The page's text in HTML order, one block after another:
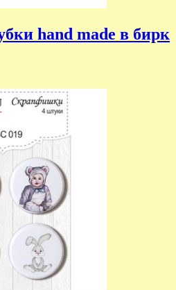
hand made в бирк